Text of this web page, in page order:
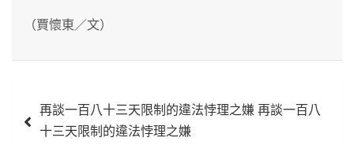
（賈懷東／文）
章 再談一百八十三天限制的違法悖理之嫌 再談一百八
十三天限制的違法悖理之嫌